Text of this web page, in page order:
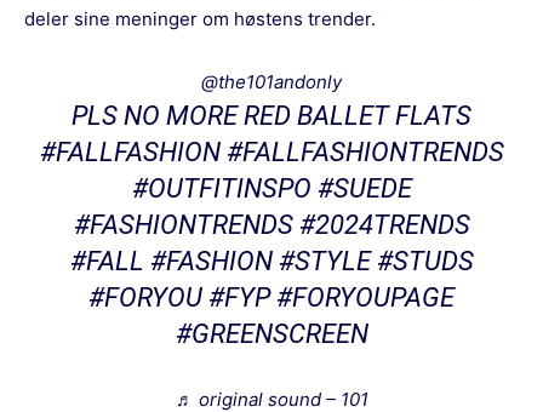
deler sine meninger om høstens trender.
@the101andonly
PLS NO MORE RED BALLET FLATS
#FALLFASHION #FALLFASHIONTRENDS
#OUTFITINSPO #SUEDE
#FASHIONTRENDS #2024TRENDS
#FALL #FASHION #STYLE #STUDS
#FORYOU #FYP #FORYOUPAGE
#GREENSCREEN
♬ original sound – 101